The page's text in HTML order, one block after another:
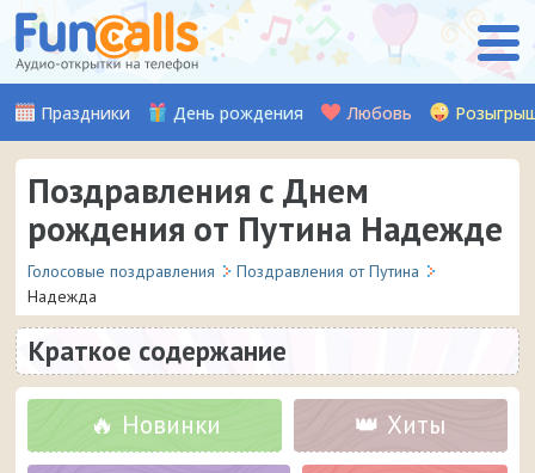
Праздники День рождения Любовь
Поздравления с Днем
рождения от Путина Надежде
Голосовые поздравления
Поздравления от Путина
Надежда
Краткое содержание
🔥 Новинки 👑 Хиты